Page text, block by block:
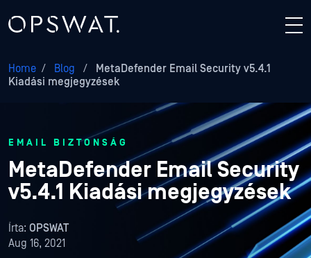
Home / Blog /
MetaDefender Email Security v5.4.1
Kiadási megjegyzések
EMAIL BIZTONSÁG
MetaDefender Email Security
v5.4.1 Kiadási megjegyzések
Írta: OPSWAT
Aug 16, 2021